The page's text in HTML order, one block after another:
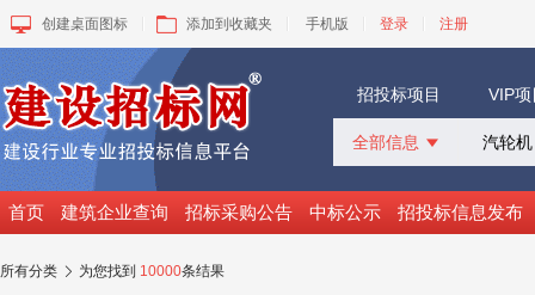
创建桌面图标 添加到收藏夹 手机版 登录 注册
招投标项目 VIP
全部信息 
招标采购
中标公示
首页 建筑企业查询 招标采购公告 中标公示 招投标信息发布
所有分类  为您找到 10000条结果